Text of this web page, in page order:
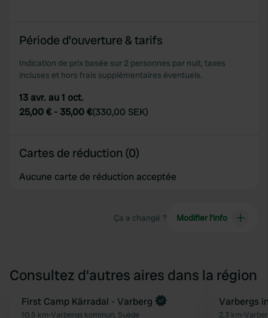
Période d'ouverture & tarifs
Indication de prix basée sur 2 personnes par nuit, taxes
incluses et hors frais supplémentaires éventuels.
13 avr. au 1 oct.
25,00 € - 35,00 €(330,00 SEK)
Cartes de réduction (0)
Aucune carte de réduction acceptée
Ça a changé ? Modifier l’info
Consultez d'autres aires dans la région
Préféré
First Camp Kärradal - Varberg
10,5 km•Varbergs kommun, Suède
Varbergs
2,3 km•